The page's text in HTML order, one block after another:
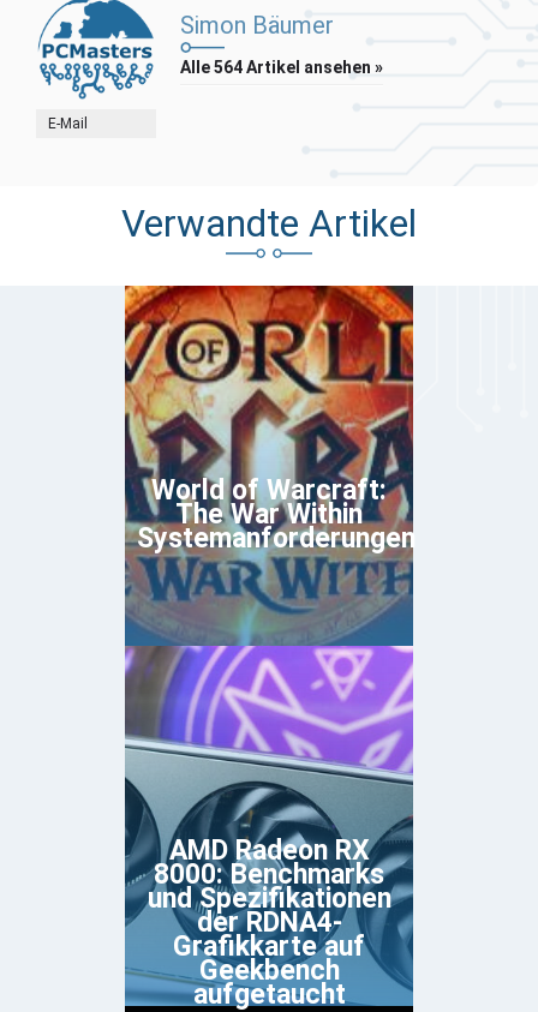
E-Mail
Simon Bäumer
Alle 564 Artikel ansehen »
Verwandte Artikel
World of Warcraft:
The War Within
Systemanforderungen
AMD Radeon RX
8000: Benchmarks
und Spezifikationen
der RDNA4-
Grafikkarte auf
Geekbench
aufgetaucht